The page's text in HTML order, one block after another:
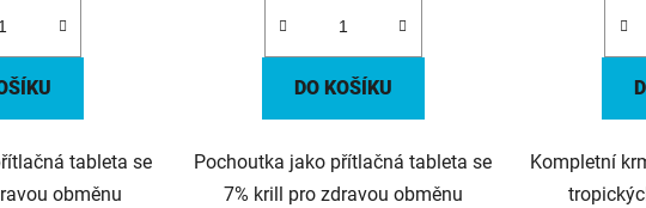
tableta se
obměnu
DO KOŠÍKU
Pochoutka jako přítlačná tableta se
7% krill pro zdravou obměnu
Kompletní